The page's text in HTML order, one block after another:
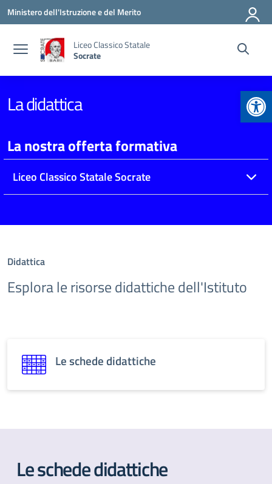
Vai ai contenuti
Vai al menu di navigazione
Vai al footer
Ministero dell'Istruzione e del Merito
Liceo Classico Statale
Socrate
La didattica
La nostra offerta formativa
Liceo Classico Statale Socrate
Didattica
Esplora le risorse didattiche dell'Istituto
Le schede didattiche
Le schede didattiche